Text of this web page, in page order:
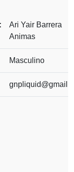
Ari Yair Barrera
Animas
Masculino